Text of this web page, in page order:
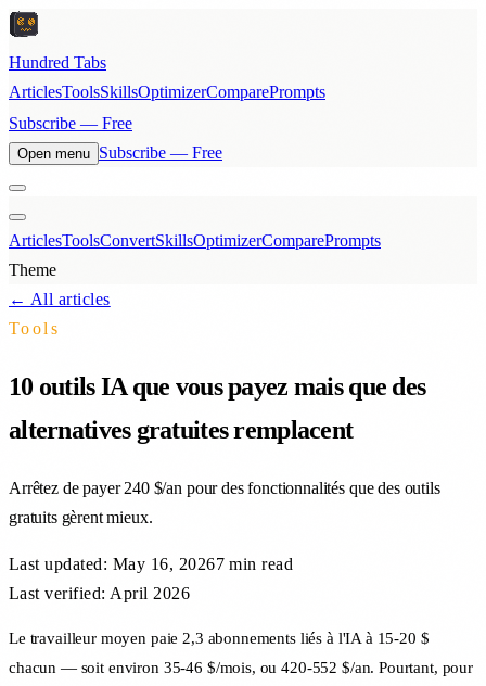
Hundred Tabs
ArticlesToolsSkillsOptimizerComparePrompts
Subscribe — Free
Open menu Subscribe — Free
ArticlesToolsConvertSkillsOptimizerComparePrompts
Theme
← All articles
Tools
10 outils IA que vous payez mais que des
alternatives gratuites remplacent
Arrêtez de payer 240 $/an pour des fonctionnalités que des outils
gratuits gèrent mieux.
Last updated: May 16, 20267 min read
Last verified: April 2026
Le travailleur moyen paie 2,3 abonnements liés à l'IA à 15-20 $
chacun — soit environ 35-46 $/mois, ou 420-552 $/an. Pourtant, pour